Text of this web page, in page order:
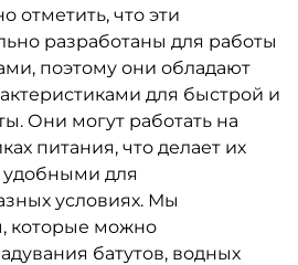
отметить, что эти
разработаны для работы
поэтому они обладают
для быстрой и
Они могут работать на
питания, что делает их
для
условиях. Мы
которые можно
батутов, водных